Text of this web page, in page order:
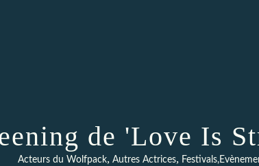
de 'Love Is
Acteurs du Wolfpack, Autres Actrices,